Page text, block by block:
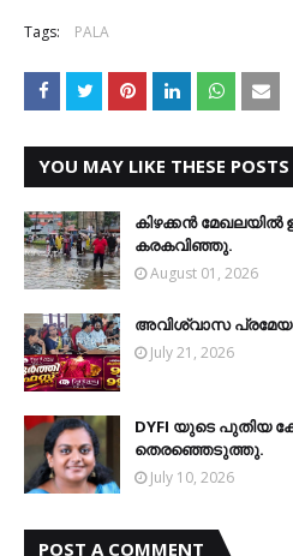
Tags: PALA
YOU MAY LIKE THESE POSTS
കിഴക്കന്‍ മേഖലയില്‍
കരകവിഞ്ഞു.
August 01, 2026
അവിശ്വാസ
July 21, 2026
DYFI യുടെ പുതിയ
തെരഞ്ഞെടുത്തു.
July 10, 2026
POST A COMMENT